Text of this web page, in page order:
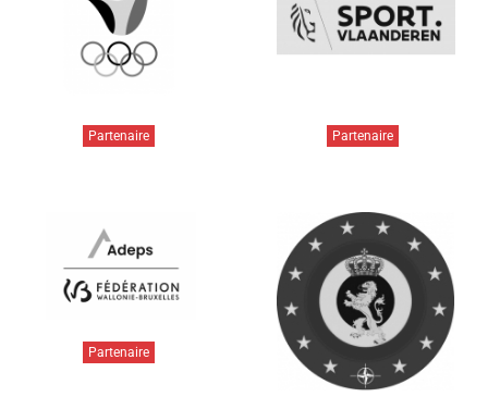
Partenaire Partenaire
Partenaire